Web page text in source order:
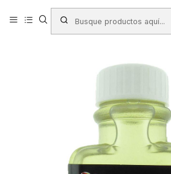
Productos LIBRERIA Arte Pinturas
Líquido - Solvente - Barniz
ACEITE DE LINAZA ARTEL PARA PINTURA